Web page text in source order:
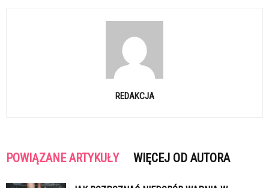
REDAKCJA
POWIĄZANE ARTYKUŁY WIĘCEJ OD AUTORA